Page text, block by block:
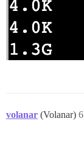
volanar (Volanar) 6